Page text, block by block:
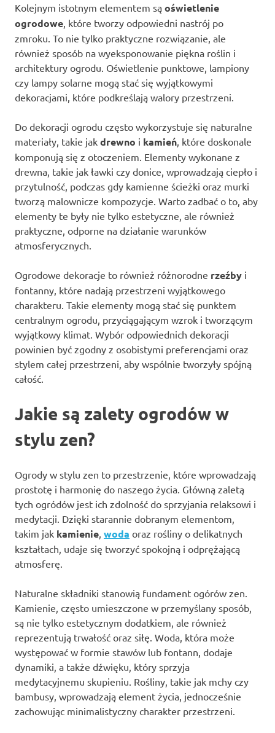
Kolejnym istotnym elementem są oświetlenie
ogrodowe , które tworzy odpowiedni nastrój po
zmroku. To nie tylko praktyczne rozwiązanie, ale
również sposób na wyeksponowanie piękna roślin i
architektury ogrodu. Oświetlenie punktowe, lampiony
czy lampy solarne mogą stać się wyjątkowymi
dekoracjami, które podkreślają walory przestrzeni.
Do dekoracji ogrodu często wykorzystuje się naturalne
materiały, takie jak drewno i kamień , które doskonale
komponują się z otoczeniem. Elementy wykonane z
drewna, takie jak ławki czy donice, wprowadzają ciepło i
przytulność, podczas gdy kamienne ścieżki oraz murki
tworzą malownicze kompozycje. Warto zadbać o to, aby
elementy te były nie tylko estetyczne, ale również
praktyczne, odporne na działanie warunków
atmosferycznych.
Ogrodowe dekoracje to również różnorodne rzeźby i
fontanny, które nadają przestrzeni wyjątkowego
charakteru. Takie elementy mogą stać się punktem
centralnym ogrodu, przyciągającym wzrok i tworzącym
wyjątkowy klimat. Wybór odpowiednich dekoracji
powinien być zgodny z osobistymi preferencjami oraz
stylem całej przestrzeni, aby wspólnie tworzyły spójną
całość.
Jakie są zalety ogrodów w
stylu zen?
Ogrody w stylu zen to przestrzenie, które wprowadzają
prostotę i harmonię do naszego życia. Główną zaletą
tych ogródów jest ich zdolność do sprzyjania relaksowi i
medytacji. Dzięki starannie dobranym elementom,
takim jak kamienie woda oraz rośliny o delikatnych
kształtach, udaje się tworzyć spokojną i odprężającą
atmosferę.
Naturalne składniki stanowią fundament ogórów zen.
Kamienie, często umieszczone w przemyślany sposób,
są nie tylko estetycznym dodatkiem, ale również
reprezentują trwałość oraz siłę. Woda, która może
występować w formie stawów lub fontann, dodaje
dynamiki, a także dźwięku, który sprzyja
medytacyjnemu skupieniu. Rośliny, takie jak mchy czy
bambusy, wprowadzają element życia, jednocześnie
zachowując minimalistyczny charakter przestrzeni.